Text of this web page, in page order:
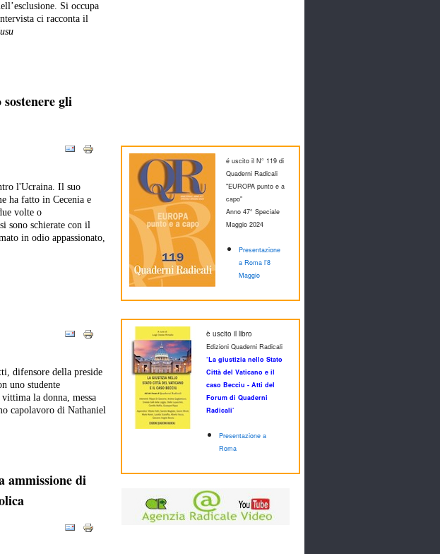
Si occupa
ci racconta il
gli
l'Ucraina. Il suo
ha fatto in Cecenia e
volte o
sono schierate con il
in odio appassionato,
difensore della preside
uno studente
la donna, messa
capolavoro di Nathaniel
ammissione di
é uscito il N° 119 di
Quaderni Radicali
"EUROPA punto e a
capo"
Anno 47° Speciale
Maggio 2024
Presentazione
a Roma l'8
Maggio
è uscito il libro
Edizioni Quaderni Radicali
‘La giustizia nello Stato
Città del Vaticano e il
caso Becciu - Atti del
Forum di Quaderni
Radicali’
Presentazione a
Roma